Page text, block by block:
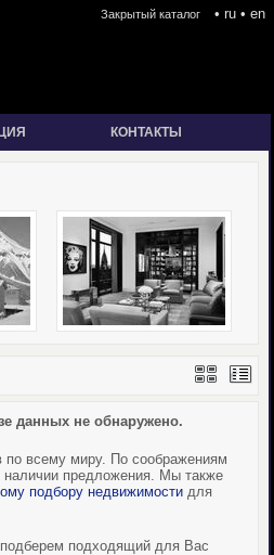
Закрытый каталог • ru• en
КОНТАКТЫ
данных не обнаружено.
по всему миру. По соображениям
предложения. Мы также
подбору недвижимостидля
подходящий для Вас